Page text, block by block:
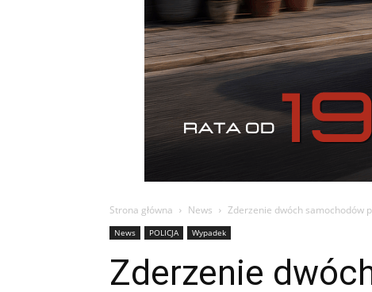
Strona główna News Zderzenie dwóch samochodów
News POLICJA Wypadek
Zderzenie